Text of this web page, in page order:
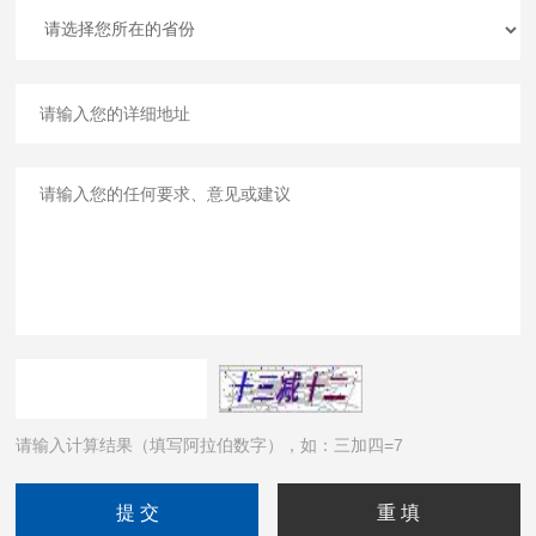
请输入计算结果（填写阿拉伯数字），如：三加四=7